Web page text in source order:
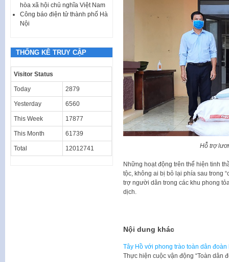
Hỗ trợ
Những hoạt động trên thể hiện tinh
tộc, không ai bị bỏ lại phía sau trong
trợ người dân trong các khu phong
dịch.
Nội dung khác
Tây Hồ với phong trào toàn dân
Thực hiện cuộc vận động “Toàn
hòa xã hội chủ nghĩa Việt Nam
Công báo điện tử thành phố Hà
Nội
THỐNG KÊ TRUY CẬP
Visitor Status
Today 2879
Yesterday 6560
This Week 17877
This Month 61739
Total 12012741